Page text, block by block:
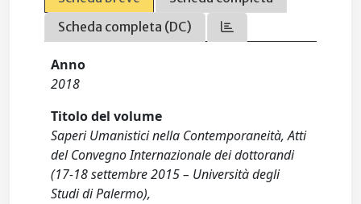
Scheda completa (DC)
Anno
2018
Titolo del volume
Saperi Umanistici nella Contemporaneità, Atti
del Convegno Internazionale dei dottorandi
(17-18 settembre 2015 – Università degli
Studi di Palermo),